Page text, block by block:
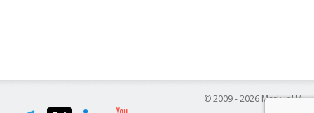
© 2009 - 2026 MarkupUA